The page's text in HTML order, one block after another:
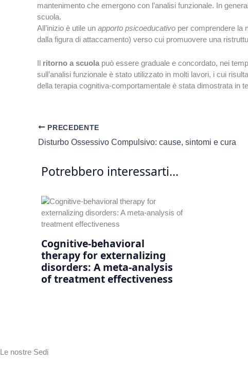
mantenimento che emergono con l’analisi funzionale. In
scuola.
All’inizio è utile un apporto psicoeducativo per comprendere la
dalla figura di attaccamento) verso cui promuovere una
Il ritorno a scuola può essere graduale e concordato, nei
sull’analisi funzionale è stato utilizzato in molti lavori, i cui
della terapia cognitiva-comportamentale è stata dimostrata in
PRECEDENTE
Disturbo Ossessivo Compulsivo: cause, sintomi e cura
Potrebbero interessarti...
Cognitive-behavioral
therapy for externalizing
disorders: A meta-analysis
of treatment effectiveness
Le nostre Sedi